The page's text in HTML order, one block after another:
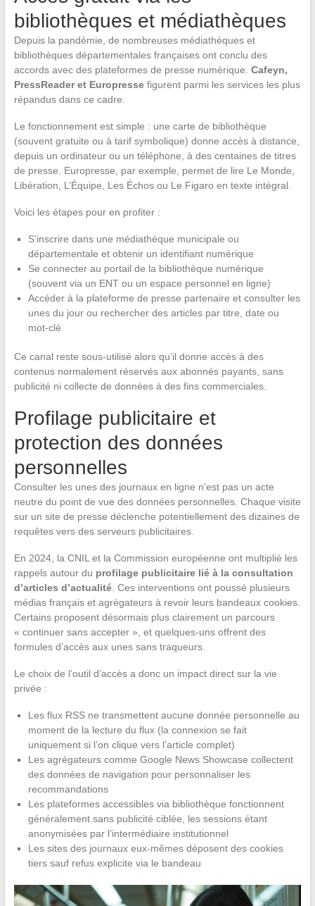
bibliothèques et médiathèques
Depuis la pandémie, de nombreuses médiathèques et
bibliothèques départementales françaises ont conclu des
accords avec des plateformes de presse numérique. Cafeyn,
PressReader et Europressefigurent parmi les services les plus
répandus dans ce cadre.
Le fonctionnement est simple : une carte de bibliothèque
(souvent gratuite ou à tarif symbolique) donne accès à distance,
depuis un ordinateur ou un téléphone, à des centaines de titres
de presse. Europresse, par exemple, permet de lire Le Monde,
Libération, L’Équipe, Les Échos ou Le Figaro en texte intégral.
Voici les étapes pour en profiter :
S’inscrire dans une médiathèque municipale ou
départementale et obtenir un identifiant numérique
Se connecter au portail de la bibliothèque numérique
(souvent via un ENT ou un espace personnel en ligne)
Accéder à la plateforme de presse partenaire et consulter les
unes du jour ou rechercher des articles par titre, date ou
mot-clé
Ce canal reste sous-utilisé alors qu’il donne accès à des
contenus normalement réservés aux abonnés payants, sans
publicité ni collecte de données à des fins commerciales.
Profilage publicitaire et
protection des données
personnelles
Consulter les unes des journaux en ligne n’est pas un acte
neutre du point de vue des données personnelles. Chaque visite
sur un site de presse déclenche potentiellement des dizaines de
requêtes vers des serveurs publicitaires.
En 2024, la CNIL et la Commission européenne ont multiplié les
rappels autour du profilage publicitaire lié à la consultation
d’articles d’actualité. Ces interventions ont poussé plusieurs
médias français et agrégateurs à revoir leurs bandeaux cookies.
Certains proposent désormais plus clairement un parcours
« continuer sans accepter », et quelques-uns offrent des
formules d’accès aux unes sans traqueurs.
Le choix de l’outil d’accès a donc un impact direct sur la vie
privée :
Les flux RSS ne transmettent aucune donnée personnelle au
moment de la lecture du flux (la connexion se fait
uniquement si l’on clique vers l’article complet)
Les agrégateurs comme Google News Showcase collectent
des données de navigation pour personnaliser les
recommandations
Les plateformes accessibles via bibliothèque fonctionnent
généralement sans publicité ciblée, les sessions étant
anonymisées par l’intermédiaire institutionnel
Les sites des journaux eux-mêmes déposent des cookies
tiers sauf refus explicite via le bandeau